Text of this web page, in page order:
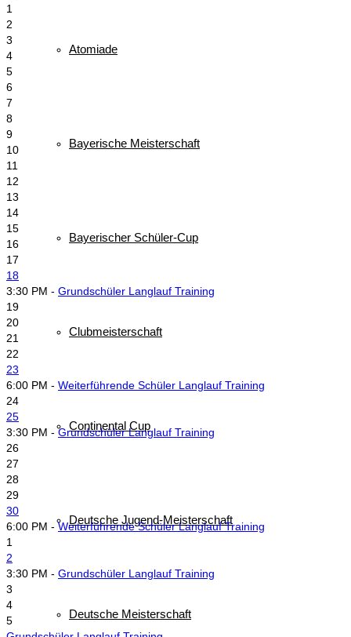
Atomiade
Bayerische Meisterschaft
Bayerischer Schüler-Cup
Clubmeisterschaft
Continental Cup
Deutsche Jugend-Meisterschaft
Deutsche Meisterschaft
1
2
3
4
5
6
7
8
9
10
11
12
13
14
15
16
17
18
3:30 PM - Grundschüler Langlauf Training
19
20
21
22
23
6:00 PM - Weiterführende Schüler Langlauf Training
24
25
3:30 PM -Grundschüler Langlauf Training
26
27
28
29
30
6:00 PM -Weiterführende Schüler Langlauf Training
1
2
3:30 PM - Grundschüler Langlauf Training
3
4
5